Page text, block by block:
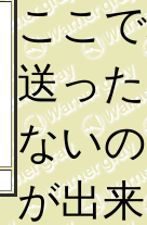
ここ
送っ
ない
が出